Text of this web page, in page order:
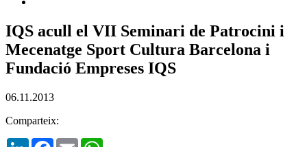
IQS acull el VII Seminari de Patrocini i
Mecenatge Sport Cultura Barcelona i
Fundació Empreses IQS
06.11.2013
Comparteix:
LinkedInFacebook
Email